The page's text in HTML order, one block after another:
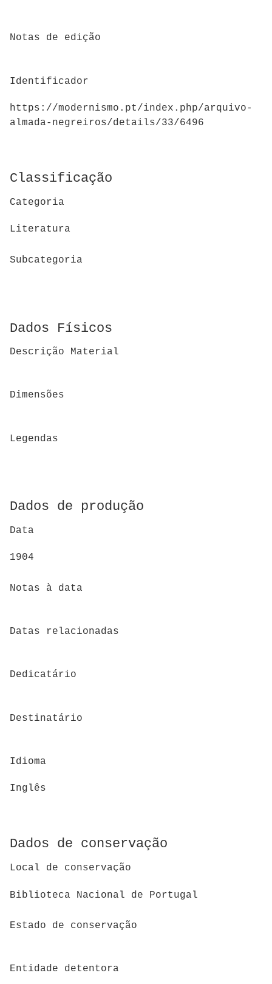
Notas de edição
Identificador
https://modernismo.pt/index.php/arquivo-
almada-negreiros/details/33/6496
Classificação
Categoria
Literatura
Subcategoria
Dados Físicos
Descrição Material
Dimensões
Legendas
Dados de produção
Data
1904
Notas à data
Datas relacionadas
Dedicatário
Destinatário
Idioma
Inglês
Dados de conservação
Local de conservação
Biblioteca Nacional de Portugal
Estado de conservação
Entidade detentora